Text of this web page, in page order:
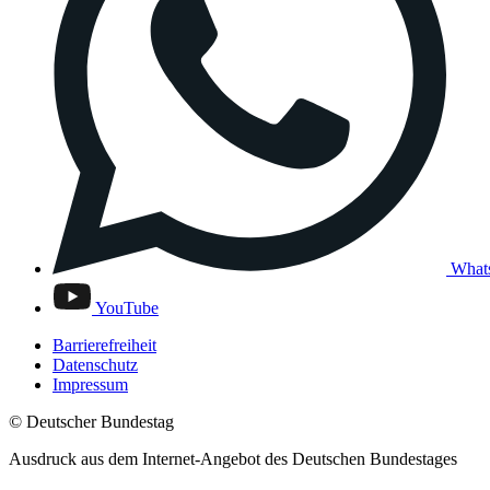
YouTube
Barrierefreiheit
Datenschutz
Impressum
© Deutscher Bundestag
Ausdruck aus dem Internet-Angebot des Deutschen Bundestages